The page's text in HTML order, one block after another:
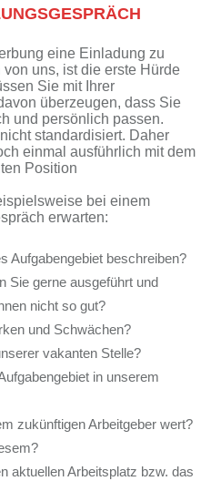
eine Einladung zu
uns, ist die erste Hürde
Sie mit Ihrer
überzeugen, dass Sie
und persönlich passen.
standardisiert. Daher
einmal ausführlich mit dem
Position
bei einem
erwarten:
Aufgabengebiet beschreiben?
Sie gerne ausgeführt und
nicht so gut?
und Schwächen?
vakanten Stelle?
in unserem
zukünftigen Arbeitgeber wert?
aktuellen Arbeitsplatz bzw. das